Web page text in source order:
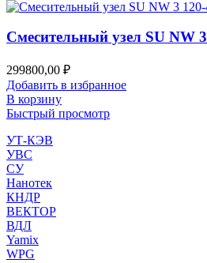
Смесительный узел SU NW
299800,00 ₽
Добавить в избранное
В корзину
Быстрый просмотр
УТ-КЭВ
УВС
СУ
Нанотек
КНДР
ВЕКТОР
ВДЛ
Yamix
WPG